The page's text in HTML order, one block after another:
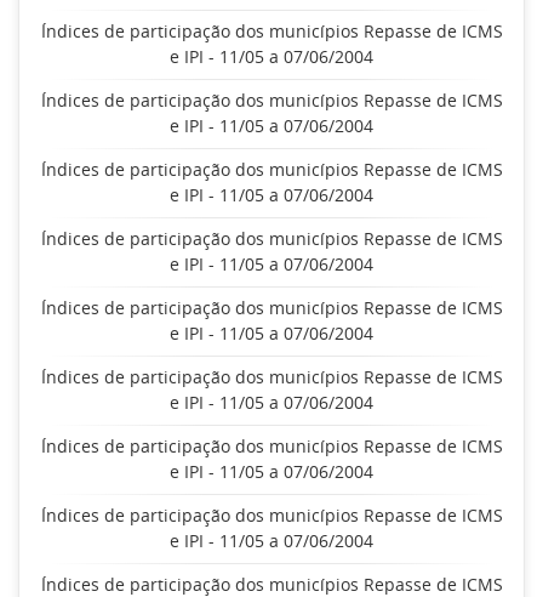
Índices de participação dos municípios Repasse de ICMS
e IPI - 11/05 a 07/06/2004
Índices de participação dos municípios Repasse de ICMS
e IPI - 11/05 a 07/06/2004
Índices de participação dos municípios Repasse de ICMS
e IPI - 11/05 a 07/06/2004
Índices de participação dos municípios Repasse de ICMS
e IPI - 11/05 a 07/06/2004
Índices de participação dos municípios Repasse de ICMS
e IPI - 11/05 a 07/06/2004
Índices de participação dos municípios Repasse de ICMS
e IPI - 11/05 a 07/06/2004
Índices de participação dos municípios Repasse de ICMS
e IPI - 11/05 a 07/06/2004
Índices de participação dos municípios Repasse de ICMS
e IPI - 11/05 a 07/06/2004
Índices de participação dos municípios Repasse de ICMS